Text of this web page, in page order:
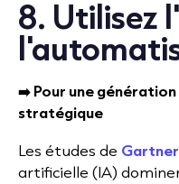
8. Utilisez
➡️ Pour une
stratégique
Les études de Gartner
artificielle (IA)